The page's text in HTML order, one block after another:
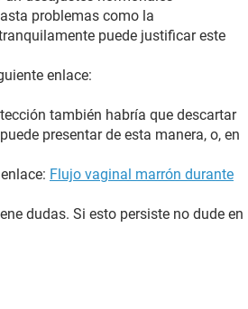
problemas como la
puede justificar este
enlace:
también habría que descartar
presentar de esta manera, o, en
Flujo vaginal marrón durante
dudas. Si esto persiste no dude en